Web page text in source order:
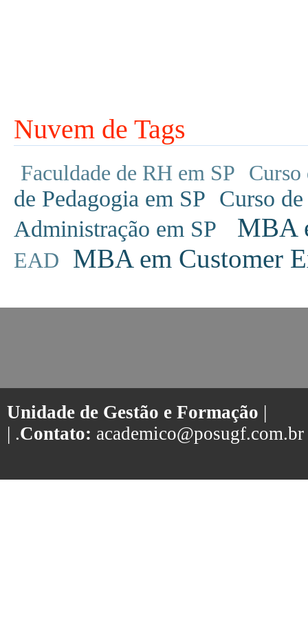
Nuvem de Tags
Faculdade de RH em SP Curso
de Pedagogia em SP Curso
Administração em SP
MBA
EAD MBA em Customer
Unidade de Gestão e Formação |
| .Contato: academico@posugf.com.br